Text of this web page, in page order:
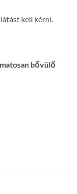
kell kérni.
bővülő